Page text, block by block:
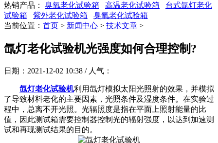
热销产品： 臭氧老化试验箱 高温老化试验箱
台式氙灯老化
试验箱
紫外老化试验箱
臭氧老化试验箱
当前位置： 首页 > 新闻中心 > 技术文章 >
氙灯老化试验机光强度如何合理控制?
日期：2021-12-02 10:38 / 人气：
氙灯老化试验机利用氙灯模拟太阳光照射的效果，并模拟
了导致材料老化的主要因素，光照条件及湿度条件。在实验过
程中，总离不开光照。光辐照度是指在平面上照射能量的比
值，因此测试箱需要控制器控制光的辐射强度，以达到加速测
试和再现测试结果的目的。